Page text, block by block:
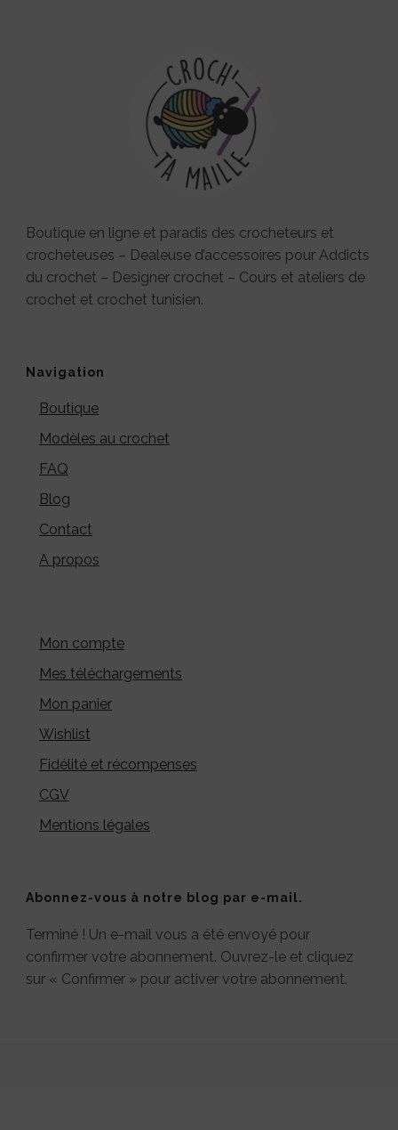
Boutique en ligne et paradis des crocheteurs et
crocheteuses – Dealeuse d’accessoires pour Addicts
du crochet – Designer crochet – Cours et ateliers de
crochet et crochet tunisien.
Navigation
Boutique
Modèles au crochet
FAQ
Blog
Contact
A propos
Mon compte
Mes téléchargements
Mon panier
Wishlist
Fidélité et récompenses
CGV
Mentions légales
Abonnez-vous à notre blog par e-mail.
Terminé ! Un e-mail vous a été envoyé pour
confirmer votre abonnement. Ouvrez-le et cliquez
sur « Confirmer » pour activer votre abonnement.